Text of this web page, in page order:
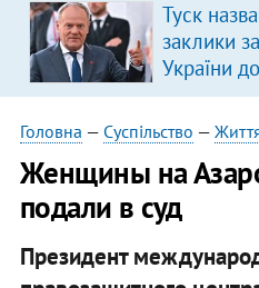
Туск
заклики
України
риторику
Головна — Суспільство —
Женщины на
подали в суд
Президент